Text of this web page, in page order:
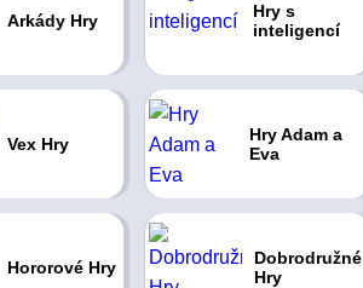
Arkády Hry
Hry s
inteligencí
Vex Hry
Hry Adam a
Eva
Hororové Hry
Dobrodružné
Hry